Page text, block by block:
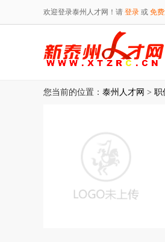
欢迎登录泰州人才网！请 登录 或 免
您当前的位置： 泰州人才网 > 职